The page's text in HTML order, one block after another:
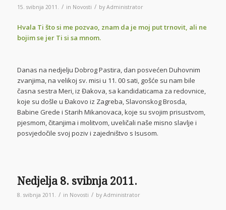
15. svibnja 2011. / in Novosti / by Administrator
Hvala Ti što si me pozvao, znam da je moj put trnovit, ali ne
bojim se jer Ti si sa mnom.
Danas na nedjelju Dobrog Pastira, dan posvećen Duhovnim
zvanjima, na velikoj sv. misi u 11. 00 sati, gošće su nam bile
časna sestra Meri, iz Đakova, sa kandidaticama za redovnice,
koje su došle u Đakovo iz Zagreba, Slavonskog Brosda,
Babine Grede i Starih Mikanovaca, koje su svojim prisustvom,
pjesmom, čitanjima i molitvom, uveličali naše misno slavlje i
posvjedočile svoj poziv i zajedništvo s Isusom.
Nedjelja 8. svibnja 2011.
8. svibnja 2011. / in Novosti / by Administrator